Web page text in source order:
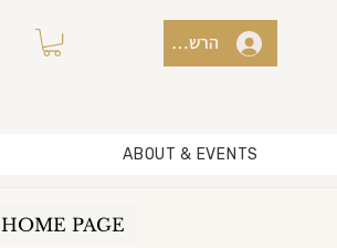
הרשמה למועדון / כניסה
ABOUT & EVENTS
HOME PAGE